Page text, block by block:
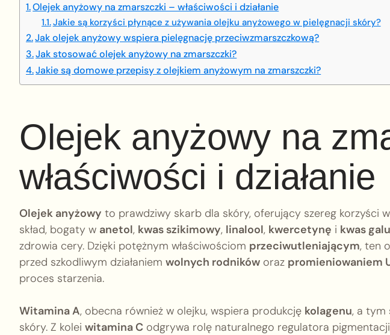
Olejek anyżowy na zmarszczki – właściwości i działanie
Jakie są korzyści płynące z używania olejku anyżowego w pielęgnacji skóry?
Jak olejek anyżowy wspiera pielęgnację przeciwzmarszczkową?
Jak stosować olejek anyżowy na zmarszczki?
Jakie są domowe przepisy z olejkiem anyżowym na zmarszczki?
Olejek anyżowy na
właściwości i działanie
Olejek anyżowy to prawdziwy skarb dla skóry, oferujący szereg korzyści
skład, bogaty w anetol, kwas szikimowy, linalool, kwercetynę i kwas
zdrowia cery. Dzięki potężnym właściwościom przeciwutleniającym, ten
przed szkodliwym działaniem wolnych rodników oraz promieniowaniem
proces starzenia.
Witamina A, obecna również w olejku, wspiera produkcję kolagenu, a tym
skóry. Z kolei witamina C odgrywa rolę naturalnego regulatora